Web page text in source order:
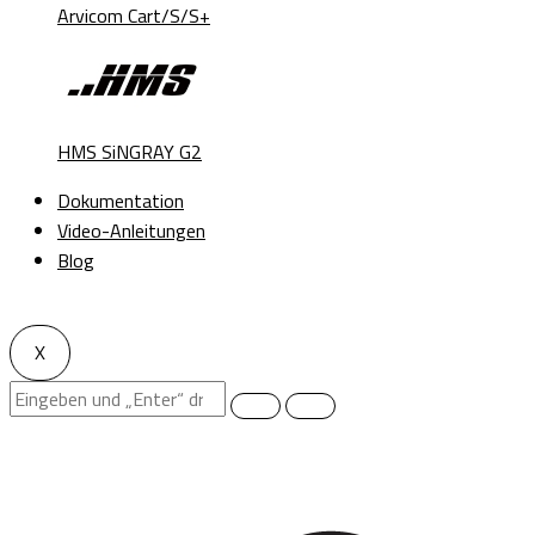
Arvicom Cart/S/S+
HMS SiNGRAY G2
Dokumentation
Video-Anleitungen
Blog
X